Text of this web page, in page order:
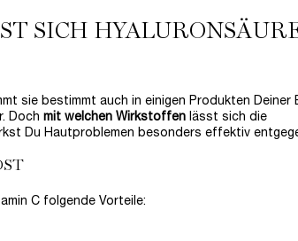
SICH
sie bestimmt auch in einigen Produkten Deiner
Doch mit welchen Wirkstoffen lässt sich die
Du Hautproblemen besonders effektiv
C folgende Vorteile: